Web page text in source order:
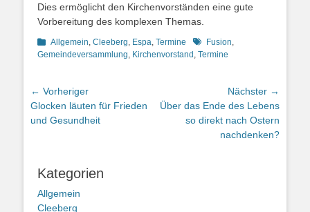
Dies ermöglicht den Kirchenvorständen eine gute
Vorbereitung des komplexen Themas.
Kategorien
Allgemein Cleeberg Espa Termine Schlagworte
Fusion
Gemeindeversammlung Kirchenvorstand Termine
Beitragsnavigation
← Vorheriger
Vorheriger
Beitrag:
Glocken läuten für Frieden
und Gesundheit
Nächster →
Nächster
Beitrag:
Über das Ende des Lebens
so direkt nach Ostern
nachdenken?
Kategorien
Allgemein
Cleeberg